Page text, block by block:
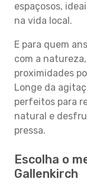
espaçosos,
na vida local.
E para quem
com a
proximidades
Longe da
perfeitos para
natural e
pressa.
Escolha o
Gallenkirch